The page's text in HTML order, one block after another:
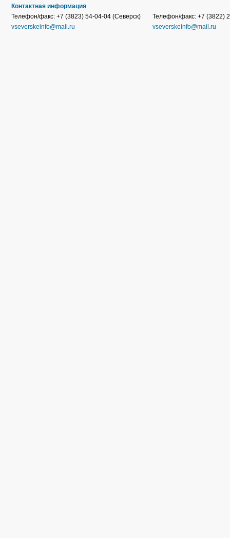
Контактная информация
Телефон/факс: +7 (3823) 54-04-04 (Северск)
vseverskeinfo@mail.ru
Телефон/факс: +7 (3822)
vseverskeinfo@mail.ru